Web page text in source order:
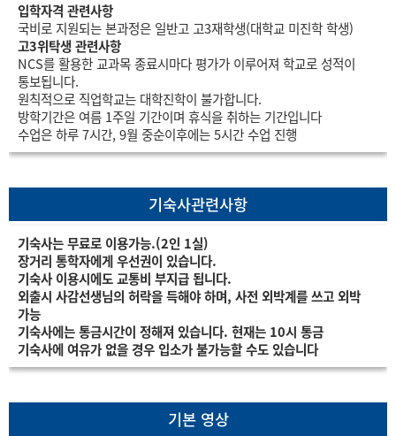
입학자격 관련사항
국비로 지원되는 본과정은 일반고 고3재학생(대학교 미진학 학생)
고3위탁생 관련사항
NCS를 활용한 교과목 종료시마다 평가가 이루어져 학교로 성적이
통보됩니다.
원칙적으로 직업학교는 대학진학이 불가합니다.
방학기간은 여름 1주일 기간이며 휴식을 취하는 기간입니다
수업은 하루 7시간, 9월 중순이후에는 5시간 수업 진행
기숙사관련사항
기숙사는 무료로 이용가능.(2인 1실)
장거리 통학자에게 우선권이 있습니다.
기숙사 이용시에도 교통비 부지급 됩니다.
외출시 사감선생님의 허락을 득해야 하며, 사전 외박계를 쓰고 외박
가능
기숙사에는 통금시간이 정해져 있습니다. 현재는 10시 통금
기숙사에 여유가 없을 경우 입소가 불가능할 수도 있습니다
기본 영상